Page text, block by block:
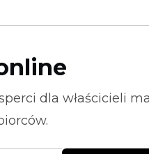
dla właścicieli